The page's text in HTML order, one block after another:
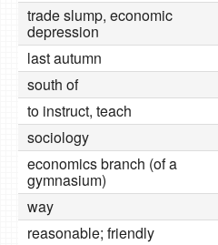
trade slump, economic
depression
last autumn
south of
to instruct, teach
sociology
economics branch (of a
gymnasium)
way
reasonable; friendly